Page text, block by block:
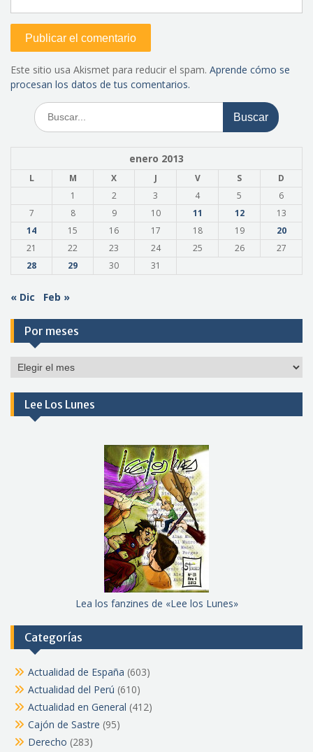
Este sitio usa Akismet para reducir el spam. Aprende cómo se
procesan los datos de tus comentarios.
Buscar:
enero 2013
L M X J V S
D
1
2 3 4 5
6
7
8 9 10 11 12
13
14
15 16 17 18 19
20
21
22 23 24 25 26
27
28
29 30 31
« Dic Feb »
Por meses
Por
Lee Los Lunes
Lea los fanzines de «Lee los Lunes»
Categorías
Actualidad de España (603)
Actualidad del Perú (610)
Actualidad en General (412)
Cajón de Sastre (95)
Derecho (283)